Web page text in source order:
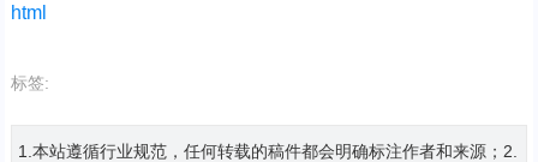
html
标签:
1.本站遵循行业规范，任何转载的稿件都会明确标注作者和来源；2.